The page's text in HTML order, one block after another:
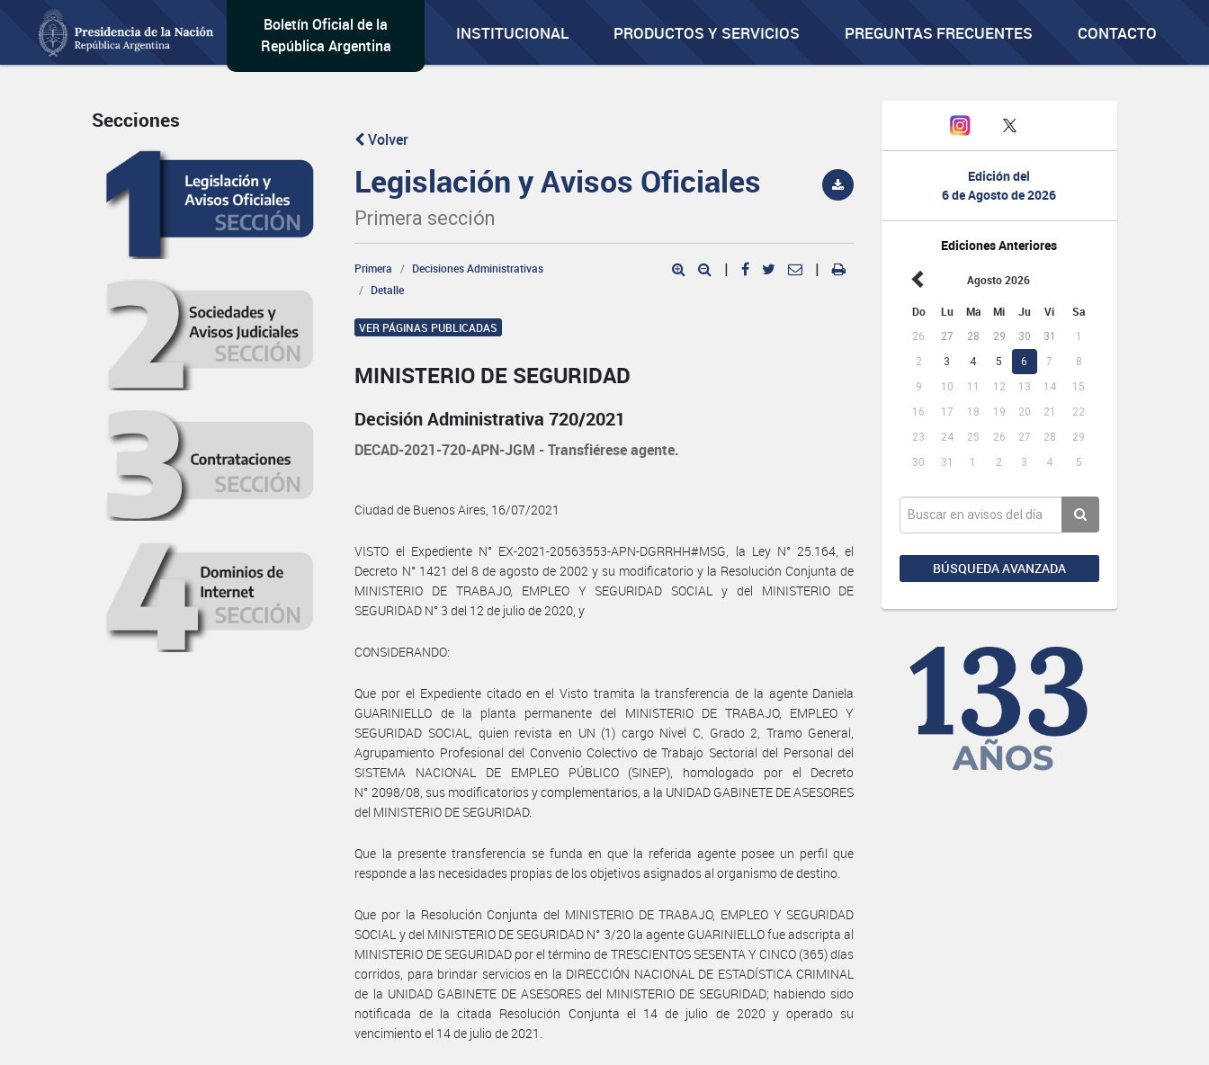
Boletín Oficial de la
República Argentina
INSTITUCIONAL PRODUCTOS Y SERVICIOS PREGUNTAS FRECUENTES CONTACTO
Edición del
6 de Agosto de 2026
Ediciones Anteriores
Agosto 2026
Do Lu Ma Mi Ju Vi Sa
26 27 28 29 30 31
1
2
3 4 5 6 7
8
9
10 11 12 13 14
15
16
17 18 19 20 21
22
23
24 25 26 27 28
29
30
31 1 2 3 4 5
BÚSQUEDA AVANZADA
Secciones
Volver
Legislación y Avisos Oficiales
Primera sección
Primera
Decisiones Administrativas
Detalle
| |
VER PÁGINAS PUBLICADAS
MINISTERIO DE SEGURIDAD
Decisión Administrativa 720/2021
DECAD-2021-720-APN-JGM - Transfiérese agente.
Ciudad de Buenos Aires, 16/07/2021
VISTO el Expediente N° EX-2021-20563553-APN-DGRRHH#MSG, la Ley N° 25.164, el
Decreto N° 1421 del 8 de agosto de 2002 y su modificatorio y la Resolución Conjunta de
MINISTERIO DE TRABAJO, EMPLEO Y SEGURIDAD SOCIAL y del MINISTERIO DE
SEGURIDAD N° 3 del 12 de julio de 2020, y
CONSIDERANDO:
Que por el Expediente citado en el Visto tramita la transferencia de la agente Daniela
GUARINIELLO de la planta permanente del MINISTERIO DE TRABAJO, EMPLEO Y
SEGURIDAD SOCIAL, quien revista en UN (1) cargo Nivel C, Grado 2, Tramo General,
Agrupamiento Profesional del Convenio Colectivo de Trabajo Sectorial del Personal del
SISTEMA NACIONAL DE EMPLEO PÚBLICO (SINEP), homologado por el Decreto
N° 2098/08, sus modificatorios y complementarios, a la UNIDAD GABINETE DE ASESORES
del MINISTERIO DE SEGURIDAD.
Que la presente transferencia se funda en que la referida agente posee un perfil que
responde a las necesidades propias de los objetivos asignados al organismo de destino.
Que por la Resolución Conjunta del MINISTERIO DE TRABAJO, EMPLEO Y SEGURIDAD
SOCIAL y del MINISTERIO DE SEGURIDAD N° 3/20 la agente GUARINIELLO fue adscripta al
MINISTERIO DE SEGURIDAD por el término de TRESCIENTOS SESENTA Y CINCO (365) días
corridos, para brindar servicios en la DIRECCIÓN NACIONAL DE ESTADÍSTICA CRIMINAL
de la UNIDAD GABINETE DE ASESORES del MINISTERIO DE SEGURIDAD; habiendo sido
notificada de la citada Resolución Conjunta el 14 de julio de 2020 y operado su
vencimiento el 14 de julio de 2021.